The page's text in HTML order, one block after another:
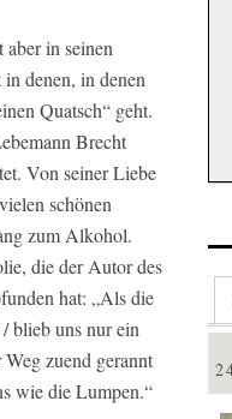
in seinen
denen, in denen
Quatsch“ geht.
Brecht
Von seiner Liebe
schönen
zum Alkohol.
die der Autor des
hat: „Als die
blieb uns nur ein
zuend gerannt
wie die Lumpen.“